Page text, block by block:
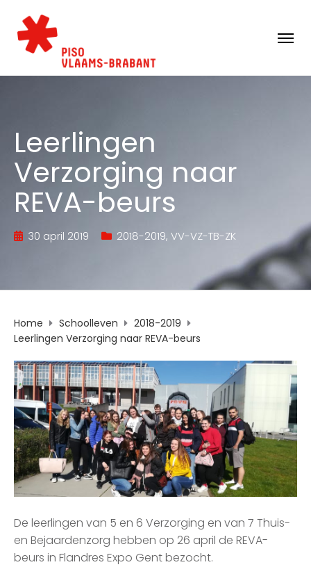
Leerlingen
Verzorging naar
REVA-beurs
30 april 2019 2018-2019, VV-VZ-TB-ZK
Home Schoolleven
2018-2019
Leerlingen Verzorging naar REVA-beurs
De leerlingen van 5 en 6 Verzorging en van 7 Thuis-
en Bejaardenzorg hebben op 26 april de REVA-
beurs in Flandres Expo Gent bezocht.